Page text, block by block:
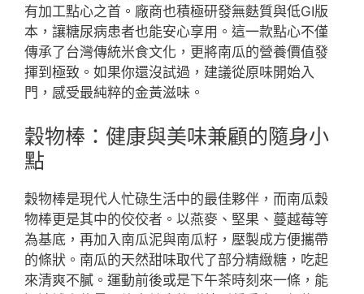
有加工點心之首。廠商也積極研發無麩質與低GI版
本，讓糖尿病患者也能安心享用。這一款點心不僅
傳承了台灣傳統米食文化，更將南瓜的營養價值發
揮到極致。如果你還沒試過，建議從原味開始入
門，感受最純粹的金黃滋味。
穀物棒：健康與美味兼顧的隨身小
點
穀物棒是現代人忙碌生活中的最佳夥伴，而南瓜穀
物棒更是其中的佼佼者。以燕麥、堅果、蔓越莓等
為基底，再加入南瓜泥與南瓜籽，壓製成方便攜帶
的條狀。南瓜的天然甜味取代了部分精緻糖，吃起
來清爽不膩。運動前後或是下午茶時刻來一條，能